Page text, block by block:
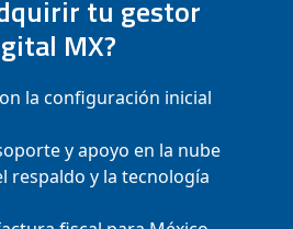
tu gestor
MX?
la configuración inicial
y apoyo en la nube
respaldo y la tecnología